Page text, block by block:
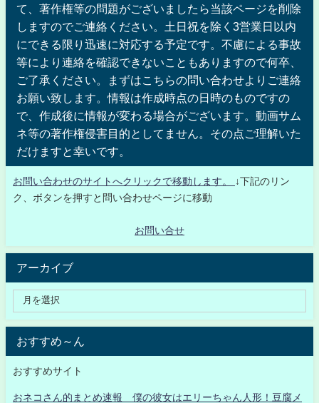
て、著作権等の問題がございましたら当該ページを削除
しますのでご連絡ください。土日祝を除く3営業日以内
にできる限り迅速に対応する予定です。不慮による事故
等により連絡を確認できないこともありますので何卒、
ご了承ください。まずはこちらの問い合わせよりご連絡
お願い致します。情報は作成時点の日時のものですの
で、作成後に情報が変わる場合がございます。動画サム
ネ等の著作権侵害目的としてません。その点ご理解いた
だけますと幸いです。
お問い合わせのサイトへクリックで移動します。
↓下記のリン
ク、ボタンを押すと問い合わせページに移動
お問い合せ
アーカイブ
おすすめ～ん
おすすめサイト
おネコさん的まとめ速報 僕の彼女はエリーちゃん人形！豆腐メ